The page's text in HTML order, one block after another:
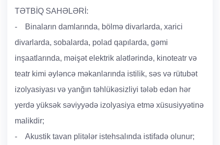
TƏTBİQ SAHƏLƏRİ:
- Binaların damlarında, bölmə divarlarda, xarici
divarlarda, sobalarda, polad qapılarda, gəmi
inşaatlarında, məişət elektrik alətlərində, kinoteatr və
teatr kimi əyləncə məkanlarında istilik, səs və rütubət
izolyasiyası və yanğın təhlükəsizliyi tələb edən hər
yerdə yüksək səviyyədə izolyasiya etmə xüsusiyyətinə
malikdir;
- Akustik tavan plitələr istehsalında istifadə olunur;